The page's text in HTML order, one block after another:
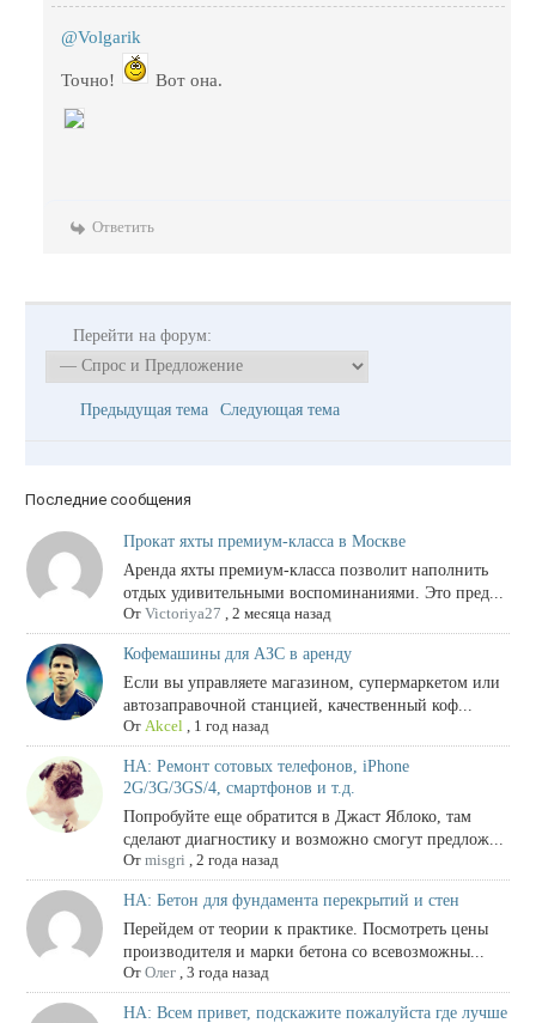
@Volgarik
Точно! Вот она.
Ответить
Перейти на форум:
Предыдущая тема Следующая тема
Последние сообщения
Прокат яхты премиум-класса в Москве
Аренда яхты премиум-класса позволит наполнить
отдых удивительными воспоминаниями. Это пред...
От Victoriya27 , 2 месяца назад
Кофемашины для АЗС в аренду
Если вы управляете магазином, супермаркетом или
автозаправочной станцией, качественный коф...
От Akcel, 1 год назад
НА: Ремонт сотовых телефонов, iPhone
2G/3G/3GS/4, смартфонов и т.д.
Попробуйте еще обратится в Джаст Яблоко, там
сделают диагностику и возможно смогут предлож...
От misgri , 2 года назад
НА: Бетон для фундамента перекрытий и стен
Перейдем от теории к практике. Посмотреть цены
производителя и марки бетона со всевозможны...
От Олег, 3 года назад
НА: Всем привет, подскажите пожалуйста где лучше